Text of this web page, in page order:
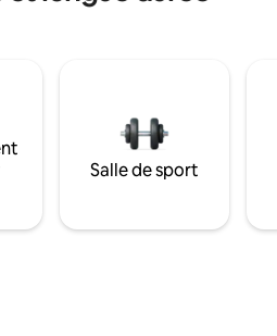
Salle de sport